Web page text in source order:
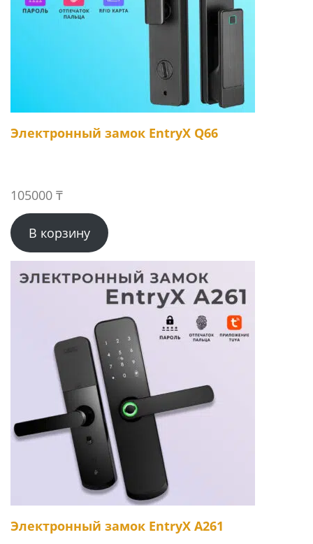
Электронный замок EntryX Q66
105000 ₸
В корзину
Электронный замок EntryX A261